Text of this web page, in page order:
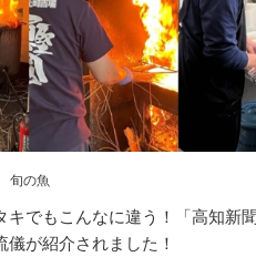
旬の魚
キでもこんなに違う！「高知新
儀が紹介されました！